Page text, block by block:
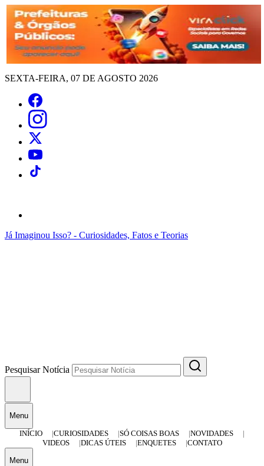
SEXTA-FEIRA, 07 DE AGOSTO 2026
Já Imaginou Isso? - Curiosidades, Fatos e Teorias
Pesquisar Notícia
Menu
INÍCIO
CURIOSIDADES SÓ COISAS BOAS
NOVIDADES
VIDEOS
DICAS ÚTEIS ENQUETES CONTATO
Menu